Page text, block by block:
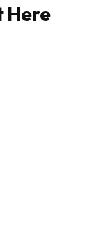
Here